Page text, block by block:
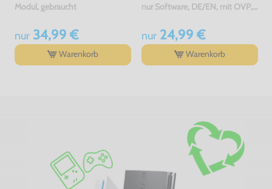
Modul, gebraucht
nur34,99 €
Warenkorb
nur Software, DE/EN, mit OVP, gebraucht
nur24,99 €
Warenkorb